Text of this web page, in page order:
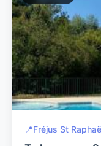
📍Fréjus St